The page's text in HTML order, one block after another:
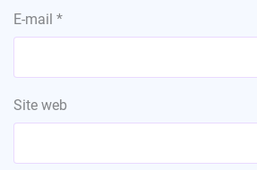
E-mail *
Site web